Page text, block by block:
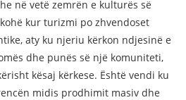
në vetë zemrën e kulturës së
kur turizmi po zhvendoset
aty ku njeriu kërkon ndjesinë e
dhe punës së një komuniteti,
kësaj kërkese. Është vendi ku
midis prodhimit masiv dhe